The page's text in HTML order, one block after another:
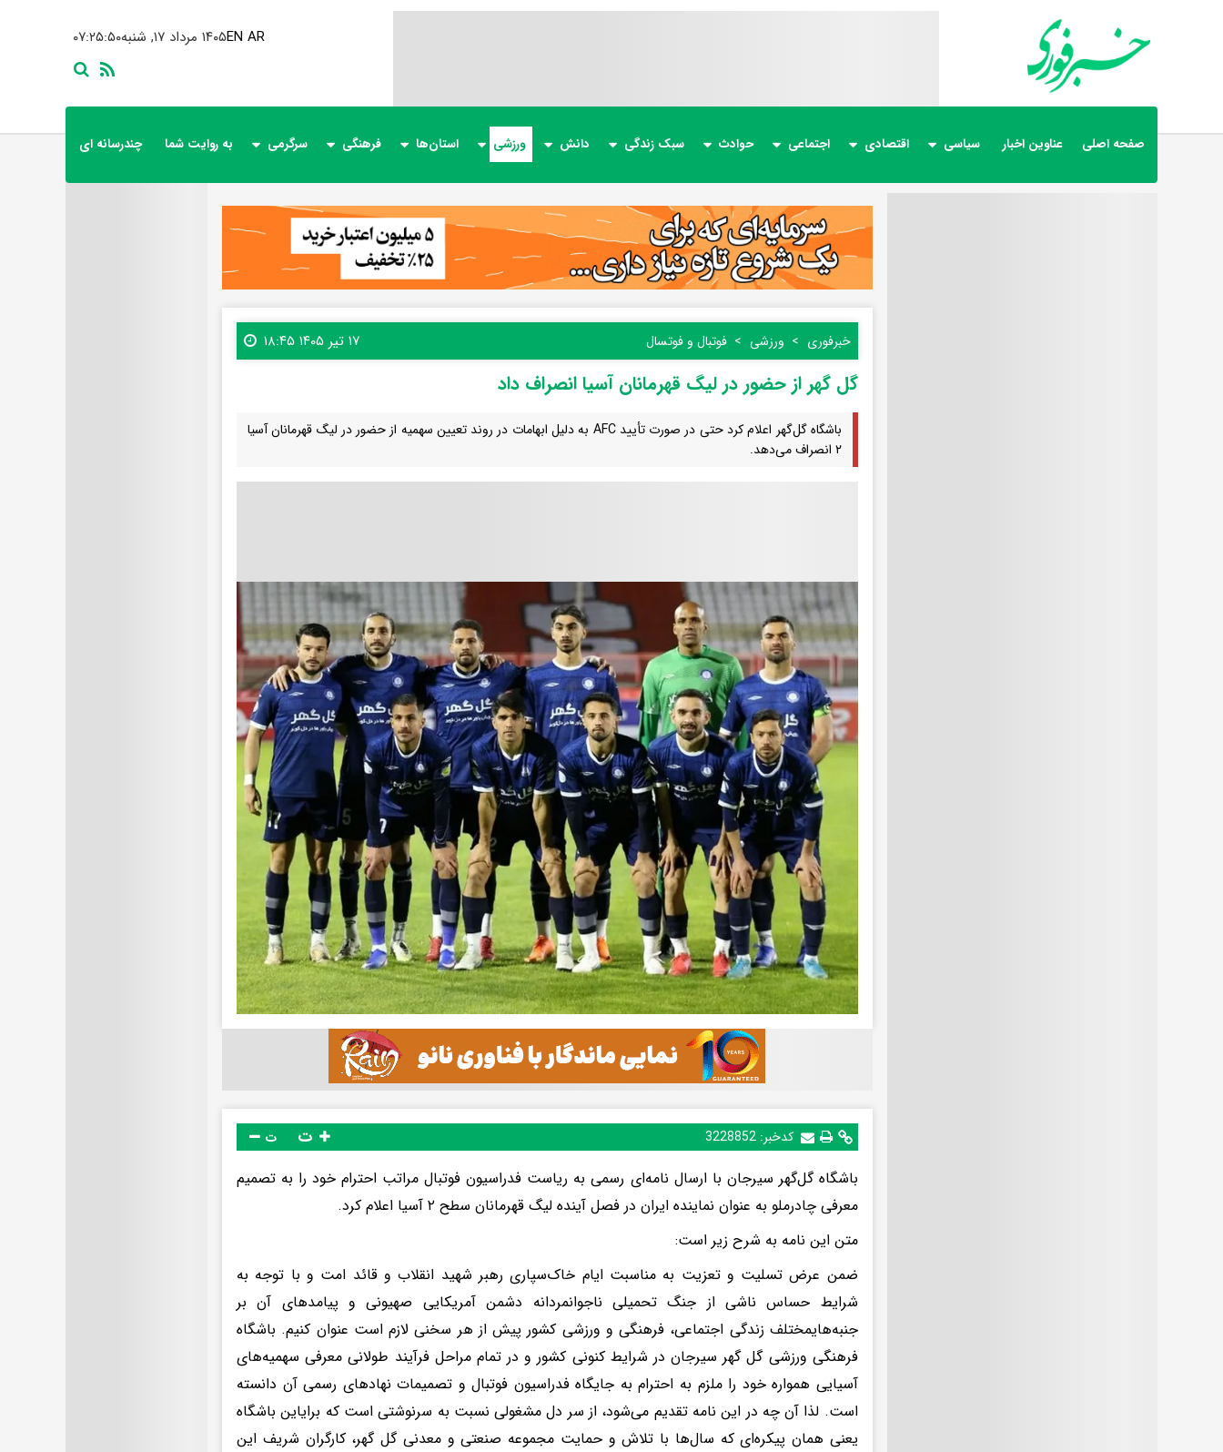
۰۷:۲۵:۵۱ ۱۴۰۵ مرداد ۱۷, شنبهEN AR
صفحه اصلی عناوین اخبار سیاسی اقتصادی اجتماعی حوادث سبک زندگی دانش ورزشی استان‌ها فرهنگی سرگرمی به روایت شما چندرسانه ای
خبرفوری ورزشی فوتبال و فوتسال ۱۷ تیر ۱۴۰۵ ۱۸:۴۵
گل گهر از حضور در لیگ قهرمانان آسیا انصراف داد
باشگاه گل‌گهر اعلام کرد حتی در صورت تأیید AFC به دلیل ابهامات در روند تعیین سهمیه از حضور در لیگ قهرمانان آسیا
۲ انصراف می‌دهد.
کدخبر:3228852 ت
باشگاه گل‌گهر سیرجان با ارسال نامه‌ای رسمی به ریاست فدراسیون فوتبال مراتب احترام خود را به تصمیم
معرفی چادرملو به عنوان نماینده ایران در فصل آینده لیگ قهرمانان سطح ۲ آسیا اعلام کرد.
متن این نامه به شرح زیر است:
ضمن عرض تسلیت و تعزیت به مناسبت ایام خاک‌سپاری رهبر شهید انقلاب و قائد امت و با توجه به
شرایط حساس ناشی از جنگ تحمیلی ناجوانمردانه دشمن آمریکایی صهیونی و پیامدهای آن بر
جنبه‌هایمختلف زندگی اجتماعی، فرهنگی و ورزشی کشور پیش از هر سخنی لازم است عنوان کنیم. باشگاه
فرهنگی ورزشی گل گهر سیرجان در شرایط کنونی کشور و در تمام مراحل فرآیند طولانی معرفی سهمیه‌های
آسیایی همواره خود را ملزم به احترام به جایگاه فدراسیون فوتبال و تصمیمات نهادهای رسمی آن دانسته
است. لذا آن چه در این نامه تقدیم می‌شود، از سر دل مشغولی نسبت به سرنوشتی است که برایاین باشگاه
یعنی همان پیکره‌ای که سال‌ها با تلاش و حمایت مجموعه صنعتی و معدنی گل گهر، کارگران شریف این